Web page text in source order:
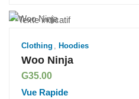
Clothing Hoodies
Woo Ninja
G35.00
Vue Rapide